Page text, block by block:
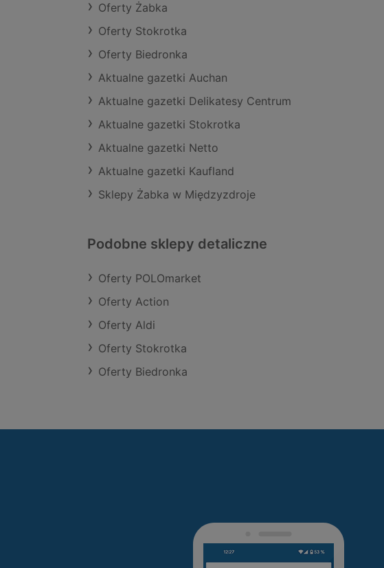
Oferty Żabka
Oferty Stokrotka
Oferty Biedronka
Aktualne gazetki Auchan
Aktualne gazetki Delikatesy Centrum
Aktualne gazetki Stokrotka
Aktualne gazetki Netto
Aktualne gazetki Kaufland
Sklepy Żabka w Międzyzdroje
Podobne sklepy detaliczne
Oferty POLOmarket
Oferty Action
Oferty Aldi
Oferty Stokrotka
Oferty Biedronka